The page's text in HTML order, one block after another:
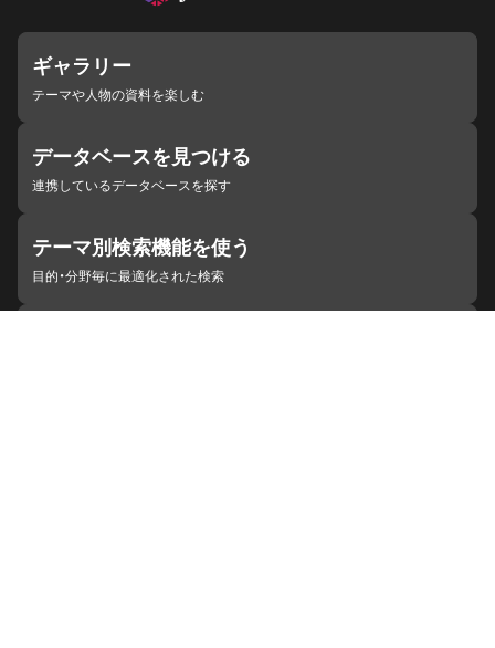
ギャラリー
テーマや人物の資料を楽しむ
データベースを見つける
連携しているデータベースを探す
テーマ別検索機能を使う
目的・分野毎に最適化された検索